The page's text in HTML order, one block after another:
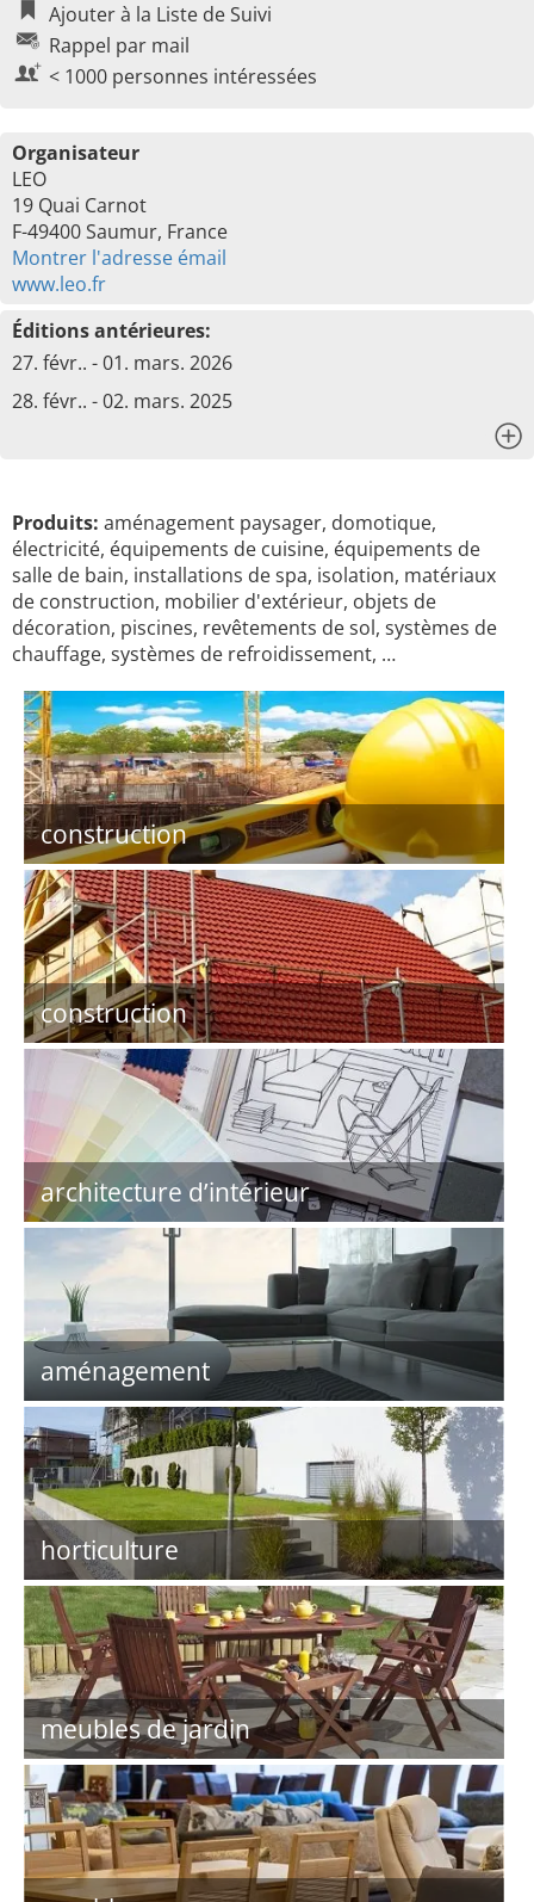
Ajouter à la Liste de Suivi
Rappel par mail
< 1000 personnes intéressées
Organisateur
LEO
19 Quai Carnot
F-49400 Saumur, France
Montrer l'adresse émail
www.leo.fr
Éditions antérieures:
27. févr.. - 01. mars. 2026
28. févr.. - 02. mars. 2025
Produits: aménagement paysager, domotique,
électricité, équipements de cuisine, équipements de
salle de bain, installations de spa, isolation, matériaux
de construction, mobilier d'extérieur, objets de
décoration, piscines, revêtements de sol, systèmes de
chauffage, systèmes de refroidissement, …
construction
construction
architecture d’intérieur
aménagement
horticulture
meubles de jardin